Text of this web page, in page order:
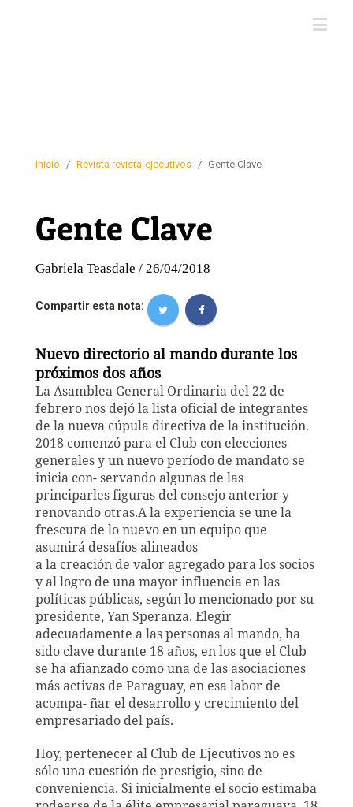
Inicio / Revista revista-ejecutivos / Gente Clave
Gente Clave
Gabriela Teasdale / 26/04/2018
Compartir esta nota:
Nuevo directorio al mando durante los
próximos dos años
La Asamblea General Ordinaria del 22 de
febrero nos dejó la lista oficial de integrantes
de la nueva cúpula directiva de la institución.
2018 comenzó para el Club con elecciones
generales y un nuevo período de mandato se
inicia con- servando algunas de las
principarles figuras del consejo anterior y
renovando otras.A la experiencia se une la
frescura de lo nuevo en un equipo que
asumirá desafíos alineados
a la creación de valor agregado para los socios
y al logro de una mayor influencia en las
políticas públicas, según lo mencionado por su
presidente, Yan Speranza. Elegir
adecuadamente a laspersonas al mando, ha
sido clave durante 18 años, en los que el Club
se ha afianzado como una de las asociaciones
más activas de Paraguay, en esa labor de
acompa- ñar el desarrollo y crecimiento del
empresariado del país.
Hoy, pertenecer al Club de Ejecutivos no es
sólo una cuestión de prestigio, sino de
conveniencia. Si inicialmente el socio estimaba